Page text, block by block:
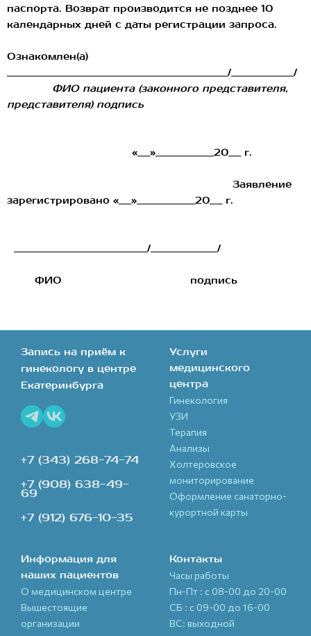
паспорта. Возврат производится не позднее 10
календарных дней с даты регистрации запроса.
Ознакомлен(а)
_____________________________________________________/_______________/
ФИО пациента (законного представителя,
представителя) подпись
«___»______________20___ г.
Заявление
зарегистрировано «___»______________20___ г.
________________________________/________________/
ФИО подпись
Запись на приём к
гинекологу в центре
Екатеринбурга
+7 (343) 268-74-74
+7 (908) 638-49-
69
+7 (912) 676-10-35
Услуги
медицинского
центра
Гинекология
УЗИ
Терапия
Анализы
Холтеровское
мониторирование
Оформление санаторно-
курортной карты
Информация для
наших пациентов
О медицинском центре
Вышестоящие
организации
Контакты
Часы работы
Пн-Пт : с 08-00 до 20-00
СБ : с 09-00 до 16-00
ВС: выходной